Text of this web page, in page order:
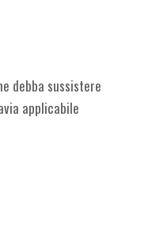
debba sussistere
applicabile